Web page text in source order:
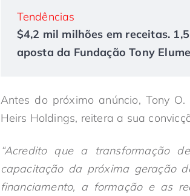
Tendências
$4,2 mil milhões em receitas.
aposta da Fundação Tony
Antes do próximo anúncio, Tony
Heirs Holdings, reitera a sua
“Acredito que a transformação
capacitação da próxima geração
financiamento, a formação e as